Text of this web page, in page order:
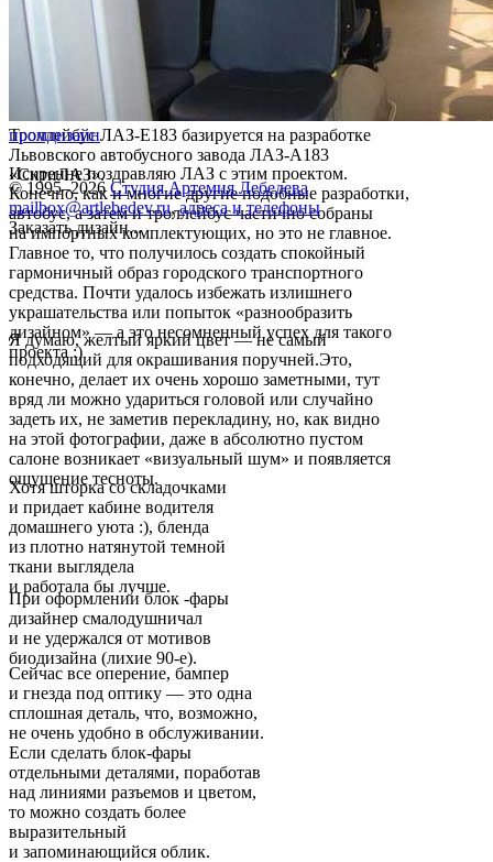
Троллейбус ЛАЗ-Е183 базируется на разработке
Львовского автобусного завода ЛАЗ-А183
«СитиЛАЗ».
Искренне поздравляю ЛАЗ с этим проектом.
Конечно, как и многие другие подобные разработки,
автобус, а затем и троллейбус частично собраны
на импортных комплектующих, но это не главное.
Главное то, что получилось создать спокойный
гармоничный образ городского транспортного
средства. Почти удалось избежать излишнего
украшательства или попыток «разнообразить
дизайном» — а это несомненный успех для такого
проекта :)
Я думаю, желтый яркий цвет — не самый
подходящий для окрашивания поручней.Это,
конечно, делает их очень хорошо заметными, тут
вряд ли можно удариться головой или случайно
задеть их, не заметив перекладину, но, как видно
на этой фотографии, даже в абсолютно пустом
салоне возникает «визуальный шум» и появляется
ощущение тесноты.
Хотя шторка со складочками
и придает кабине водителя
домашнего уюта :), бленда
из плотно натянутой темной
ткани выглядела
и работала бы лучше.
При оформлении блок -фары
дизайнер смалодушничал
и не удержался от мотивов
биодизайна (лихие 90-е).
Сейчас все оперение, бампер
и гнезда под оптику — это одна
сплошная деталь, что, возможно,
не очень удобно в обслуживании.
Если сделать блок-фары
отдельными деталями, поработав
над линиями разъемов и цветом,
то можно создать более
выразительный
и запоминающийся облик.
промдизайн
© 1995–2026 Студия Артемия Лебедева
mailbox@artlebedev.ru, адреса и телефоны
Заказать дизайн...